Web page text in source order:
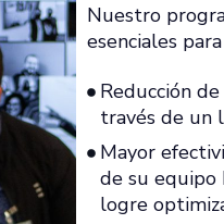
Nuestro
esenciales
Reducción
través de un
Mayor
de su equipo
logre